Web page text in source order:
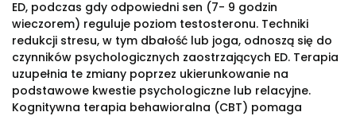
ED, podczas gdy odpowiedni sen (7- 9 godzin
wieczorem) reguluje poziom testosteronu. Techniki
redukcji stresu, w tym dbałość lub joga, odnoszą się do
czynników psychologicznych zaostrzających ED. Terapia
uzupełnia te zmiany poprzez ukierunkowanie na
podstawowe kwestie psychologiczne lub relacyjne.
Kognitywna terapia behawioralna (CBT) pomaga